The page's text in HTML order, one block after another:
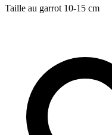
Taille au garrot 10-15 cm